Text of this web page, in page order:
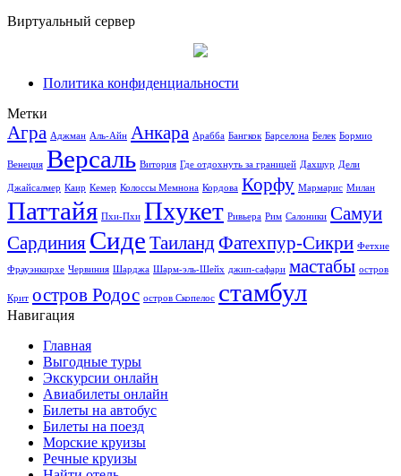
Виртуальный сервер
Политика конфиденциальности
Метки
Агра Аджман Аль-Айн Анкара Арабба Бангкок Барселона Белек Бормио
Венеция Версаль Витория Где отдохнуть за границей Дахшур Дели
Джайсалмер Каир Кемер Колоссы Мемнона Кордова Корфу Мармарис Милан
Паттайя Пхи-Пхи Пхукет Ривьера Рим Салоники Самуи
Сардиния Сиде ТаиландФатехпур-Сикри Фетхие
Фрауэнкирхе Червиния Шарджа Шарм-эль-Шейх джип-сафари мастабы остров
Крит остров Родос остров Скопелос стамбул
Навигация
Главная
Выгодные туры
Экскурсии онлайн
Авиабилеты онлайн
Билеты на автобус
Билеты на поезд
Морские круизы
Речные круизы